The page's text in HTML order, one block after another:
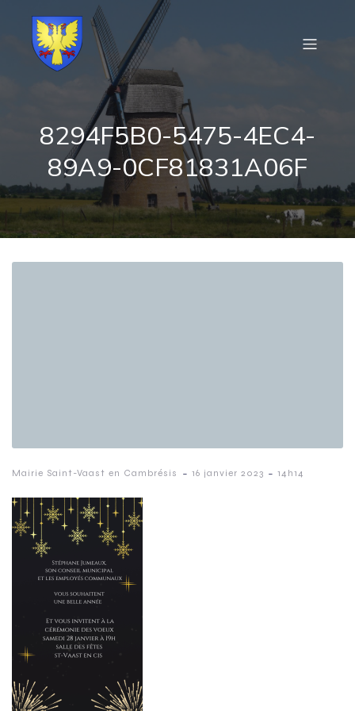
8294F5B0-5475-4EC4-
89A9-0CF81831A06F
Mairie Saint-Vaast en Cambrésis - 16 janvier 2023 - 14h14